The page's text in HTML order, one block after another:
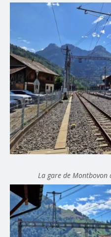
La gare de